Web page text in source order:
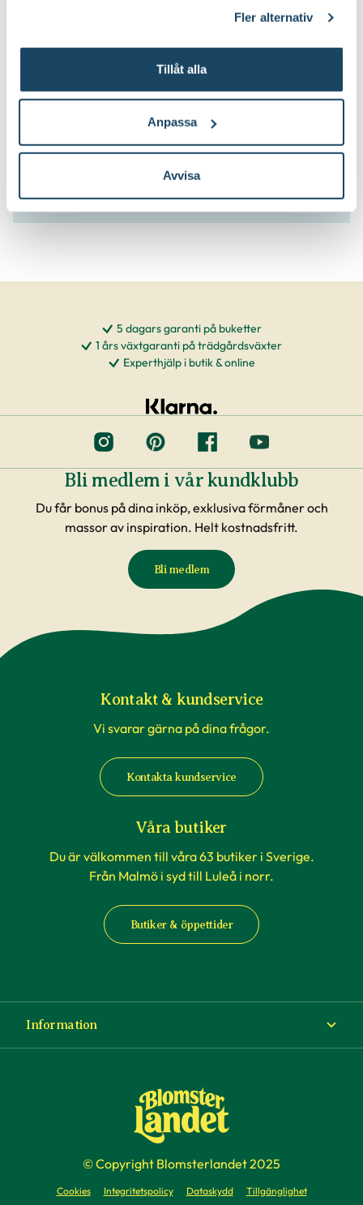
Fler alternativ
Tillåt alla
Anpassa
Avvisa
Upprätt och starkväxande
Klipp bort skadade, korsade och
inåtväxande grenar
5 dagars garanti på buketter
1 års växtgaranti på trädgårdsväxter
Experthjälp i butik & online
Bli medlem i vår kundklubb
Du får bonus på dina inköp, exklusiva förmåner och
massor av inspiration. Helt kostnadsfritt.
Bli medlem
Kontakt & kundservice
Vi svarar gärna på dina frågor.
Kontakta kundservice
Våra butiker
Du är välkommen till våra 63 butiker i Sverige.
Från Malmö i syd till Luleå i norr.
Butiker & öppettider
Information
Köp- och leveransvillkor
Företag
© Copyright Blomsterlandet 2025
Cookies Integritetspolicy Dataskydd Tillgänglighet